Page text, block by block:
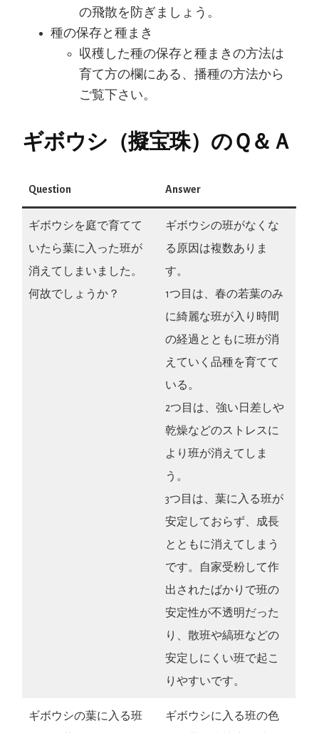
の飛散を防ぎましょう。
種の保存と種まき
収穫した種の保存と種まきの方法は
育て方の欄にある、播種の方法から
ご覧下さい。
ギボウシ（擬宝珠）のＱ＆Ａ
Question Answer
ギボウシを庭で育てて
いたら葉に入った班が
消えてしまいました。
何故でしょうか？
ギボウシの班がなくな
る原因は複数ありま
す。
1つ目は、春の若葉のみ
に綺麗な班が入り時間
の経過とともに班が消
えていく品種を育てて
いる。
2つ目は、強い日差しや
乾燥などのストレスに
より班が消えてしま
う。
3つ目は、葉に入る班が
安定しておらず、成長
とともに消えてしまう
です。自家受粉して作
出されたばかりで班の
安定性が不透明だった
り、散班や縞班などの
安定しにくい班で起こ
りやすいです。
ギボウシの葉に入る班 ギボウシに入る班の色